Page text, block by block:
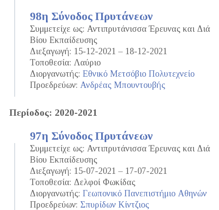
98η Σύνοδος Πρυτάνεων
Συμμετείχε ως: Αντιπρυτάνισσα Έρευνας και Διά
Βίου Εκπαίδευσης
Διεξαγωγή: 15-12-2021 – 18-12-2021
Τοποθεσία: Λαύριο
Διοργανωτής: Εθνικό Μετσόβιο Πολυτεχνείο
Προεδρεύων: Ανδρέας Μπουντουβής
Περίοδος: 2020-2021
97η Σύνοδος Πρυτάνεων
Συμμετείχε ως: Αντιπρυτάνισσα Έρευνας και Διά
Βίου Εκπαίδευσης
Διεξαγωγή: 15-07-2021 – 17-07-2021
Τοποθεσία: Δελφοί Φωκίδας
Διοργανωτής: Γεωπονικό Πανεπιστήμιο Αθηνών
Προεδρεύων: Σπυρίδων Κίντζιος